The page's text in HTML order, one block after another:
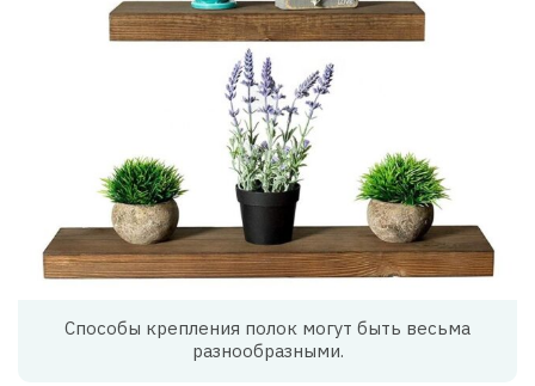
Способы крепления полок могут быть весьма
разнообразными.